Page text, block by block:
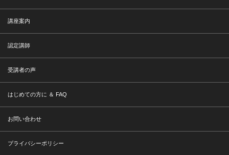
講座案内
認定講師
受講者の声
はじめての方に ＆ FAQ
お問い合わせ
プライバシーポリシー